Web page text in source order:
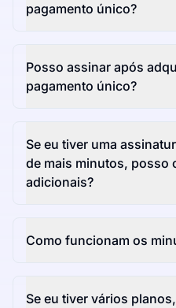
pagamento único?
Posso assinar após
pagamento único?
Se eu tiver uma
de mais minutos, posso
adicionais?
Como funcionam os
Se eu tiver vários